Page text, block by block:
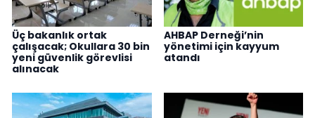
Üç bakanlık ortak
çalışacak; Okullara 30 bin
yeni güvenlik görevlisi
alınacak
AHBAP Derneği’nin
yönetimi için kayyum
atandı